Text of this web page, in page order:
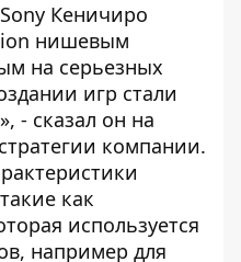
Кеничиро
нишевым
на серьезных
игр стали
- сказал он на
компании.
как
используется
например для